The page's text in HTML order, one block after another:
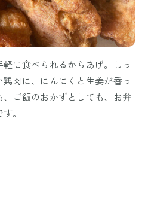
に食べられるからあげ。しっ
肉に、にんにくと生姜が香っ
ご飯のおかずとしても、お弁
。